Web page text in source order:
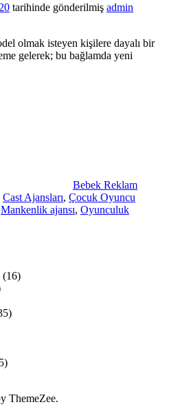
tarihinde gönderilmiş admin
olmak isteyen kişilere dayalı bir
gelerek; bu bağlamda yeni
Bebek Reklam
Cast Ajansları, Çocuk Oyuncu
Mankenlik ajansı, Oyunculuk
(16)
ThemeZee.